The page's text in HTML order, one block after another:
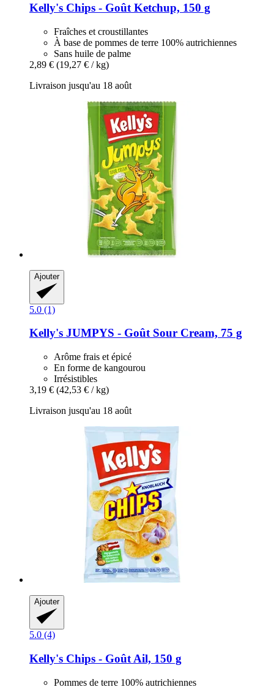
Kelly's Chips -​ Goût Ketchup, 150 g
Fraîches et croustillantes
À base de pommes de terre 100% autrichiennes
Sans huile de palme
2,89 € (19,27 € / kg)
Livraison jusqu'au 18 août
Ajouter
5.0 (1)
Kelly's JUMPYS -​ Goût Sour Cream, 75 g
Arôme frais et épicé
En forme de kangourou
Irrésistibles
3,19 € (42,53 € / kg)
Livraison jusqu'au 18 août
Ajouter
5.0 (4)
Kelly's Chips -​ Goût Ail, 150 g
Pommes de terre 100% autrichiennes